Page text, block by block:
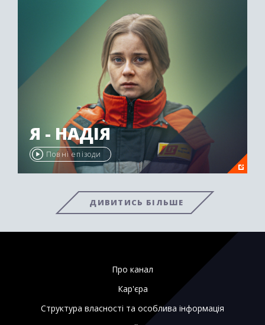
Я - НАДІЯ
Повні епізоди
ДИВИТИСЬ БІЛЬШЕ
Про канал
Кар'єра
Структура власності та особлива інформація